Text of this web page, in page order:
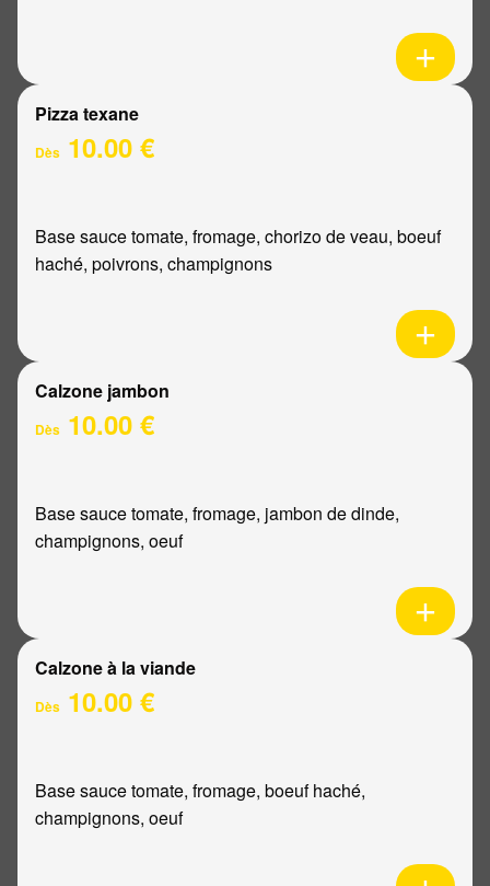
Pizza texane
Dès 10.00 €
Base sauce tomate, fromage, chorizo de veau, boeuf
haché, poivrons, champignons
Calzone jambon
Dès 10.00 €
Base sauce tomate, fromage, jambon de dinde,
champignons, oeuf
Calzone à la viande
Dès 10.00 €
Base sauce tomate, fromage, boeuf haché,
champignons, oeuf